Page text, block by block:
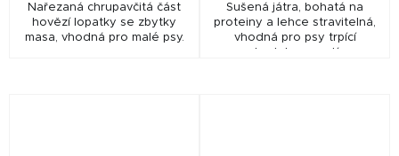
Nařezaná chrupavčitá část
hovězí lopatky se zbytky
masa, vhodná pro malé psy.
Sušená játra, bohatá na
proteiny a lehce stravitelná,
vhodná pro psy trpící
chudokrevností.